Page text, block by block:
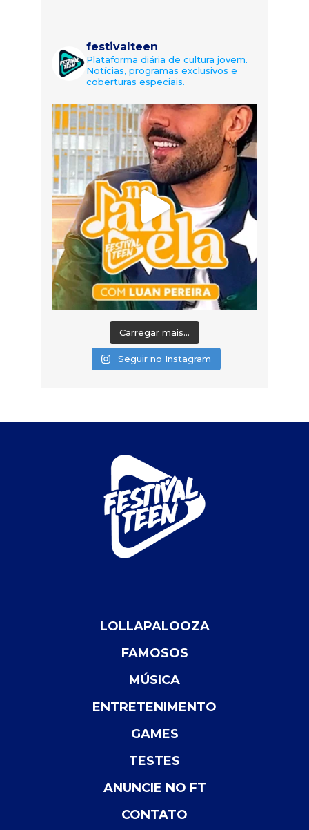
festivalteen
Plataforma diária de cultura jovem.
Notícias, programas exclusivos e
coberturas especiais.
Carregar mais...
Seguir no Instagram
LOLLAPALOOZA
FAMOSOS
MÚSICA
ENTRETENIMENTO
GAMES
TESTES
ANUNCIE NO FT
CONTATO